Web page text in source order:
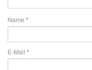
Name *
E-Mail *